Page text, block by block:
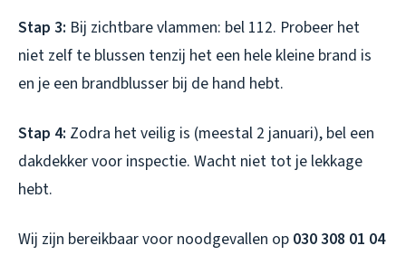
Stap 3: Bij zichtbare vlammen: bel 112. Probeer het
niet zelf te blussen tenzij het een hele kleine brand is
en je een brandblusser bij de hand hebt.
Stap 4: Zodra het veilig is (meestal 2 januari), bel een
dakdekker voor inspectie. Wacht niet tot je lekkage
hebt.
Wij zijn bereikbaar voor noodgevallen op 030 308 01 04